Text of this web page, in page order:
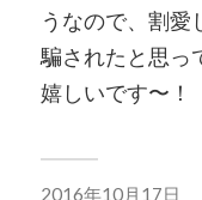
うなので、割愛
騙されたと思っ
嬉しいです〜！
2016年10月17日